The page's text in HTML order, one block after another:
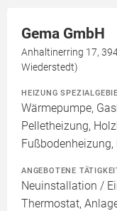
Gema GmbH
Anhaltinerring 17,
Wiederstedt)
HEIZUNG
Wärmepumpe,
Pelletheizung,
ANGEBOTENE
Neuinstallation /
Thermostat,